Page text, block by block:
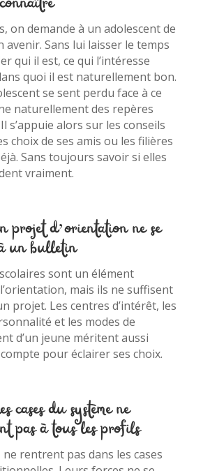
on demande à un adolescent de
avenir. Sans lui laisser le temps
qui il est, ce qui l’intéresse
quoi il est naturellement bon.
se sent perdu face à ce
naturellement des repères
s’appuie alors sur les conseils
choix de ses amis ou les filières
Sans toujours savoir si elles
vraiment.
projet d’orientation ne se
un bulletin
sont un élément
mais ils ne suffisent
projet. Les centres d’intérêt, les
et les modes de
d’un jeune méritent aussi
pour éclairer ses choix.
cases du système ne
pas à tous les profils
rentrent pas dans les cases